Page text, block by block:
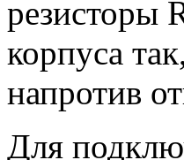
резисторы
корпуса
напротив
Для